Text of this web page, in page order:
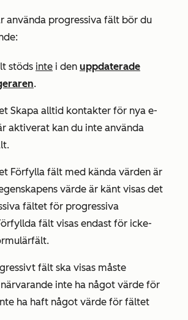
använda progressiva fält bör du
stöds inte i den uppdaterade
.
Skapa alltid kontakter för nya e-
aktiverat kan du inte använda
Förfylla fält med kända värden är
värde är känt visas det
fältet för progressiva
fält visas endast för icke-
fält ska visas måste
inte ha något värde för
ha haft något värde för fältet